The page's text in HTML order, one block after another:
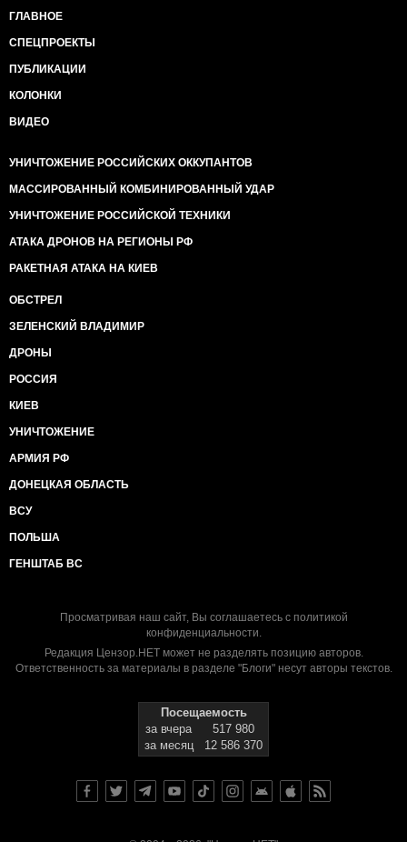
ГЛАВНОЕ
СПЕЦПРОЕКТЫ
ПУБЛИКАЦИИ
КОЛОНКИ
ВИДЕО
УНИЧТОЖЕНИЕ РОССИЙСКИХ ОККУПАНТОВ
МАССИРОВАННЫЙ КОМБИНИРОВАННЫЙ УДАР
УНИЧТОЖЕНИЕ РОССИЙСКОЙ ТЕХНИКИ
АТАКА ДРОНОВ НА РЕГИОНЫ РФ
РАКЕТНАЯ АТАКА НА КИЕВ
ОБСТРЕЛ
ЗЕЛЕНСКИЙ ВЛАДИМИР
ДРОНЫ
РОССИЯ
КИЕВ
УНИЧТОЖЕНИЕ
АРМИЯ РФ
ДОНЕЦКАЯ ОБЛАСТЬ
ВСУ
ПОЛЬША
ГЕНШТАБ ВС
Просматривая наш сайт, Вы соглашаетесь с политикой
конфиденциальности.
Редакция Цензор.НЕТ может не разделять позицию авторов.
Ответственность за материалы в разделе "Блоги" несут авторы текстов.
Посещаемость
за вчера
517 980
за месяц
12 586 370